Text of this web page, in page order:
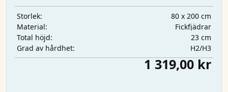
Storlek:
80 x 200 cm
Material:
Fickfjädrar
Total höjd:
23 cm
Grad av hårdhet:
H2/H3
1 319,00 kr